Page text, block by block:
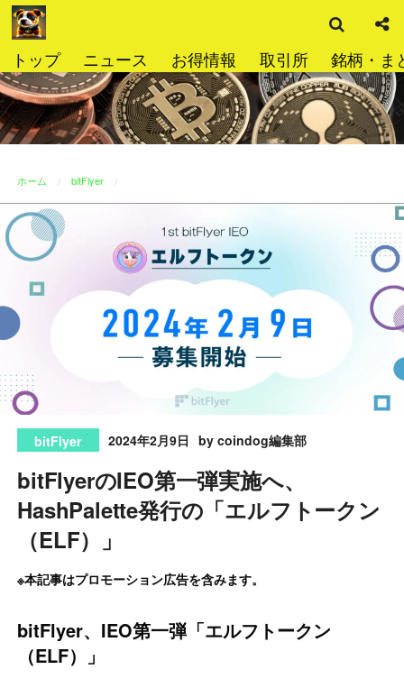
コ
ン
ン
ツ
へ
ス
プ
トップ ニュース お得情報 取引所 銘柄・ま
索
ホーム bitFlyer
bitFlyer 2024年2月9日 by coindog編集部
bitFlyerのIEO第一弾実施へ、
HashPalette発行の「エルフトークン
（ELF）」
※本記事はプロモーション広告を含みます。
bitFlyer、IEO第一弾「エルフトークン
（ELF）」